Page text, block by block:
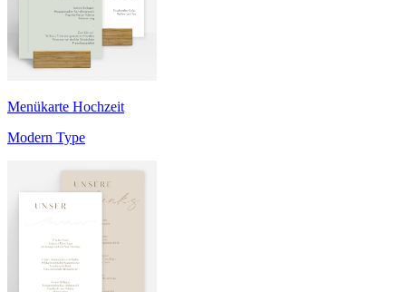
Menükarte Hochzeit
Modern Type